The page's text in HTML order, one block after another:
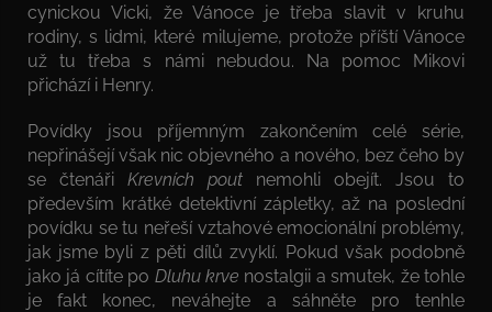
cynickou Vicki, že Vánoce je třeba slavit v kruhu
rodiny, s lidmi, které milujeme, protože příští Vánoce
už tu třeba s námi nebudou. Na pomoc Mikovi
přichází i Henry.
Povídky jsou příjemným zakončením celé série,
nepřinášejí však nic objevného a nového, bez čeho by
se čtenáři Krevních pout nemohli obejít. Jsou to
především krátké detektivní zápletky, až na poslední
povídku se tu neřeší vztahové emocionální problémy,
jak jsme byli z pěti dílů zvyklí. Pokud však podobně
jako já cítíte po Dluhu krve nostalgii a smutek, že tohle
je fakt konec, neváhejte a sáhněte pro tenhle